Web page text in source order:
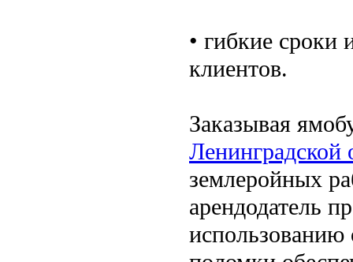
• гибкие
клиентов.
Заказывая
Ленинградской
землеройных
арендодатель
использованию